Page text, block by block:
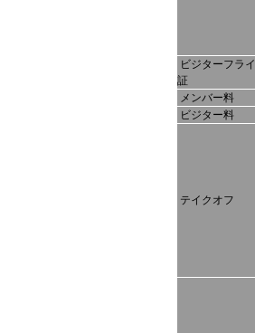
ビジターフラ
証
メンバー料
ビジター料
テイクオフ